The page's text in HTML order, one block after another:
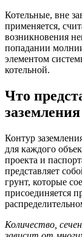
Котельные, вне
применяется,
возникновения
попадании
элементом
котельной.
Что
Контур
для каждого
проекта и
представляет
грунт, которые
присоединяется
Количество,